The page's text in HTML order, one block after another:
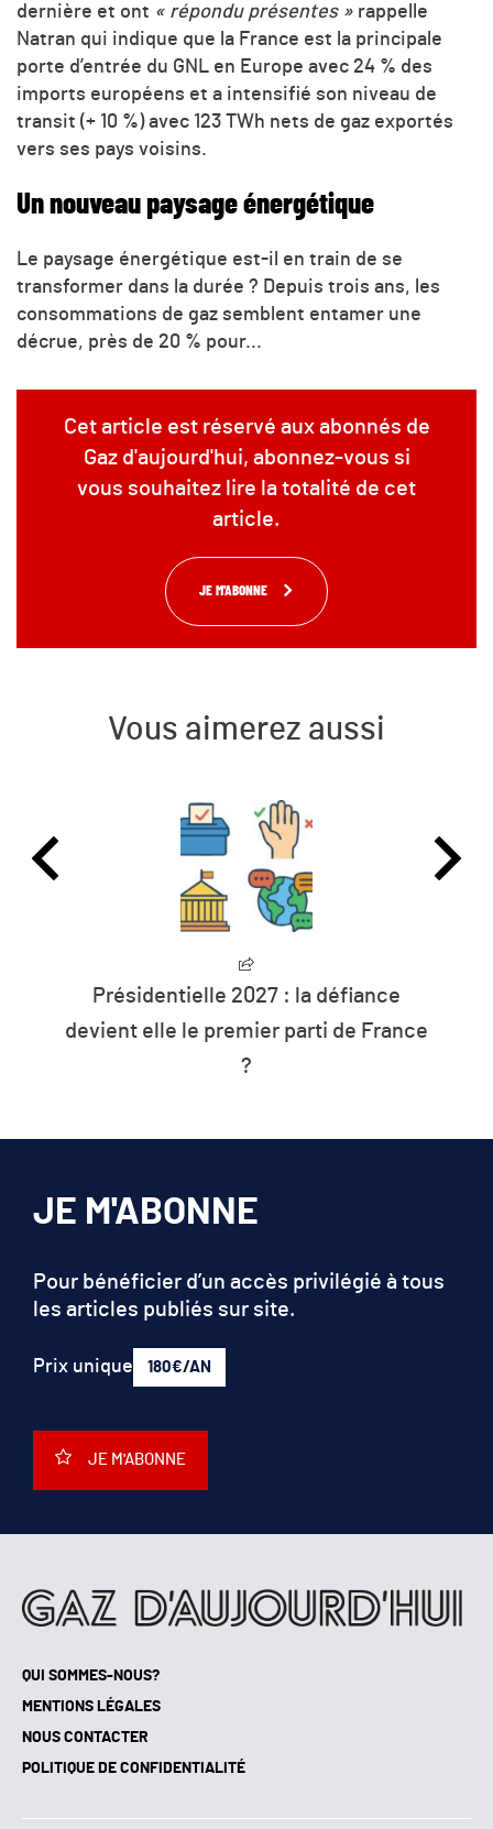
dernière et ont « répondu présentes » rappelle
Natran qui indique que la France est la principale
porte d’entrée du GNL en Europe avec 24 % des
imports européens et a intensifié son niveau de
transit (+ 10 %) avec 123 TWh nets de gaz exportés
vers ses pays voisins.
Un nouveau paysage énergétique
Le paysage énergétique est-il en train de se
transformer dans la durée ? Depuis trois ans, les
consommations de gaz semblent entamer une
décrue, près de 20 % pour...
Cet article est réservé aux abonnés de
Gaz d'aujourd'hui, abonnez-vous si
vous souhaitez lire la totalité de cet
article.
JE M'ABONNE
Vous aimerez aussi
Présidentielle 2027 : la défiance
devient elle le premier parti de France
?
QUI SOMMES-NOUS?
MENTIONS LÉGALES
NOUS CONTACTER
POLITIQUE DE CONFIDENTIALITÉ
JE M'ABONNE
Pour bénéficier d’un accès privilégié à tous
les articles publiés sur site.
Prix unique 180€/AN
JE M'ABONNE